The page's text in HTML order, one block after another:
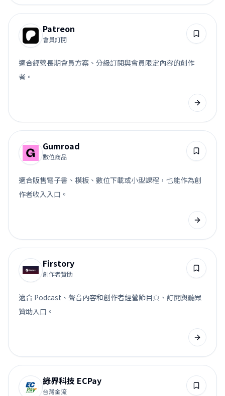
Patreon
會員訂閱
適合經營長期會員方案、分級訂閱與會員限定內容的創作
者。
Gumroad
數位商品
適合販售電子書、模板、數位下載或小型課程，也能作為創
作者收入入口。
Firstory
創作者贊助
適合 Podcast、聲音內容和創作者經營節目頁、訂閱與聽眾
贊助入口。
綠界科技 ECPay
台灣金流